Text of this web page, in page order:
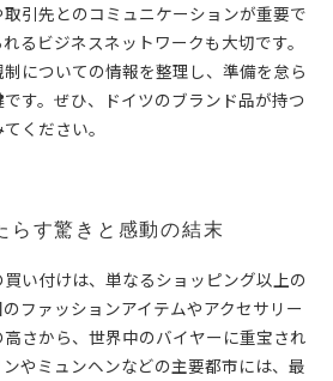
引先とのコミュニケーションが重要で
るビジネスネットワークも大切です。
についての情報を整理し、準備を怠ら
す。ぜひ、ドイツのブランド品が持つ
ください。
らす驚きと感動の結末
い付けは、単なるショッピング以上の
ファッションアイテムやアクセサリー
さから、世界中のバイヤーに重宝され
やミュンヘンなどの主要都市には、最